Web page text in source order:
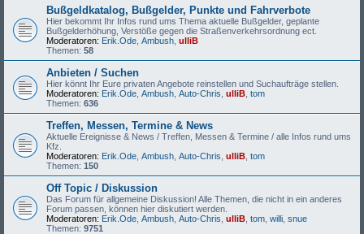
Bußgeldkatalog, Bußgelder, Punkte und Fahrverbote
Hier bekommt Ihr Infos rund ums Thema aktuelle Bußgelder, geplante
Bußgelderhöhung, Verstöße gegen die Straßenverkehrsordnung ect.
Moderatoren: Erik.Ode Ambush ulliB
Themen: 58
Anbieten / Suchen
Hier könnt Ihr Eure privaten Angebote reinstellen und Suchaufträge stellen.
Moderatoren: Erik.Ode Ambush Auto-Chris ulliB tom
Themen: 636
Treffen, Messen, Termine & News
Aktuelle Ereignisse & News / Treffen, Messen & Termine / alle Infos rund ums
Kfz.
Moderatoren: Erik.Ode Ambush Auto-Chris ulliB tom
Themen: 150
Off Topic / Diskussion
Das Forum für allgemeine Diskussion! Alle Themen, die nicht in ein anderes
Forum passen, können hier diskutiert werden.
Moderatoren: Erik.Ode Ambush Auto-Chris ulliB tom willi snue
Themen: 9751